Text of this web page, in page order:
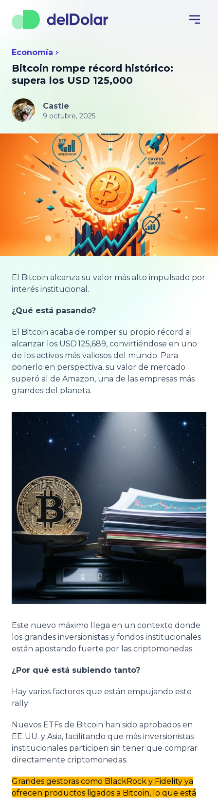
Economía
Bitcoin rompe récord histórico:
supera los USD 125,000
Castle
9 octubre, 2025
El Bitcoin alcanza su valor más alto impulsado por
interés institucional.
¿Qué está pasando?
El Bitcoin acaba de romper su propio récord al
alcanzar los USD 125,689, convirtiéndose en uno
de los activos más valiosos del mundo. Para
ponerlo en perspectiva, su valor de mercado
superó al de Amazon, una de las empresas más
grandes del planeta.
Este nuevo máximo llega en un contexto donde
los grandes inversionistas y fondos institucionales
están apostando fuerte por las criptomonedas.
¿Por qué está subiendo tanto?
Hay varios factores que están empujando este
rally:
Nuevos ETFs de Bitcoin han sido aprobados en
EE. UU. y Asia, facilitando que más inversionistas
institucionales participen sin tener que comprar
directamente criptomonedas.
Grandes gestoras como BlackRock y Fidelity ya
ofrecen productos ligados a Bitcoin, lo que está